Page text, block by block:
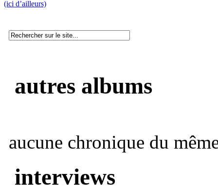
(ici d’ailleurs)
autres albums
aucune chronique du
interviews